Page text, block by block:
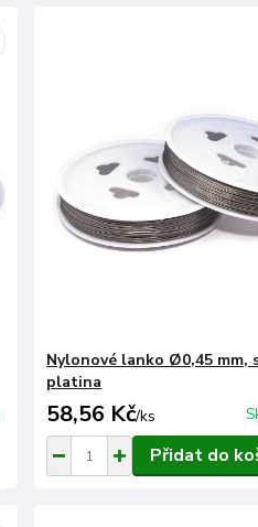
Nylonové lanko Ø0,45 mm,
platina
58,56 Kč/ks
Přidat do